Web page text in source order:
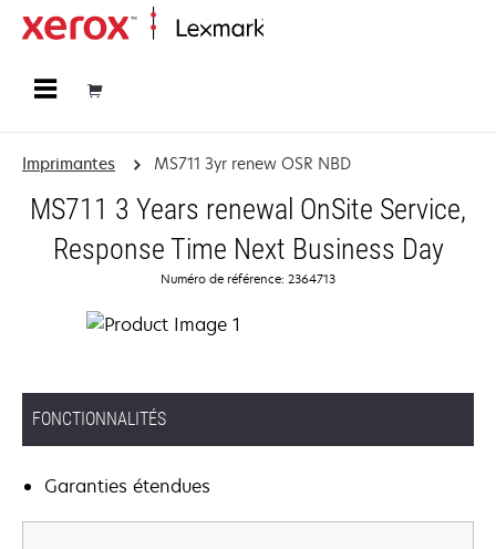
Imprimantes MS711 3yr renew OSR NBD
MS711 3 Years renewal OnSite Service,
Response Time Next Business Day
Numéro de référence: 2364713
FONCTIONNALITÉS
Garanties étendues